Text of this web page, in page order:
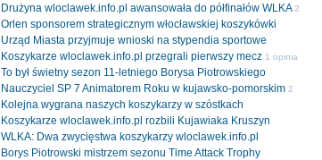
Drużyna wloclawek.info.pl awansowała do półfinałów WLKA 2
opinie
Orlen sponsorem strategicznym włocławskiej koszykówki
Urząd Miasta przyjmuje wnioski na stypendia sportowe
Koszykarze wloclawek.info.pl przegrali pierwszy mecz 1 opinia
To był świetny sezon 11-letniego Borysa Piotrowskiego
Nauczyciel SP 7 Animatorem Roku w kujawsko-pomorskim 2
opinie
Kolejna wygrana naszych koszykarzy w szóstkach
Koszykarze wloclawek.info.pl rozbili Kujawiaka Kruszyn
WLKA: Dwa zwycięstwa koszykarzy wloclawek.info.pl
Borys Piotrowski mistrzem sezonu Time Attack Trophy